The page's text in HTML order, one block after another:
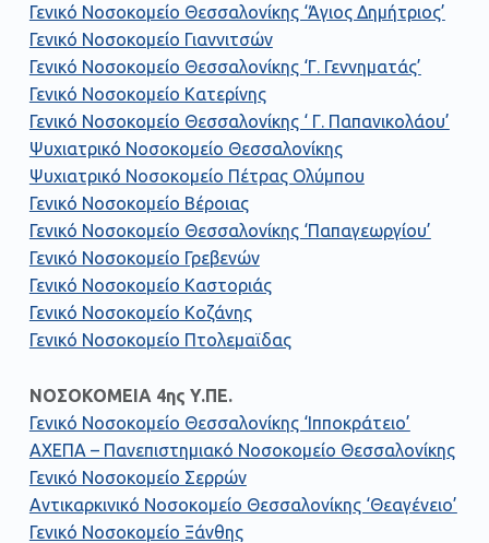
Γενικό Νοσοκομείο Θεσσαλονίκης ‘Άγιος Δημήτριος’
Γενικό Νοσοκομείο Γιαννιτσών
Γενικό Νοσοκομείο Θεσσαλονίκης ‘Γ. Γεννηματάς’
Γενικό Νοσοκομείο Κατερίνης
Γενικό Νοσοκομείο Θεσσαλονίκης ‘ Γ. Παπανικολάου’
Ψυχιατρικό Νοσοκομείο Θεσσαλονίκης
Ψυχιατρικό Νοσοκομείο Πέτρας Ολύμπου
Γενικό Νοσοκομείο Βέροιας
Γενικό Νοσοκομείο Θεσσαλονίκης ‘Παπαγεωργίου’
Γενικό Νοσοκομείο Γρεβενών
Γενικό Νοσοκομείο Καστοριάς
Γενικό Νοσοκομείο Κοζάνης
Γενικό Νοσοκομείο Πτολεμαϊδας
ΝΟΣΟΚΟΜΕΙΑ 4ης Υ.ΠΕ.
Γενικό Νοσοκομείο Θεσσαλονίκης ‘Ιπποκράτειο’
ΑΧΕΠΑ – Πανεπιστημιακό Νοσοκομείο Θεσσαλονίκης
Γενικό Νοσοκομείο Σερρών
Αντικαρκινικό Νοσοκομείο Θεσσαλονίκης ‘Θεαγένειο’
Γενικό Νοσοκομείο Ξάνθης